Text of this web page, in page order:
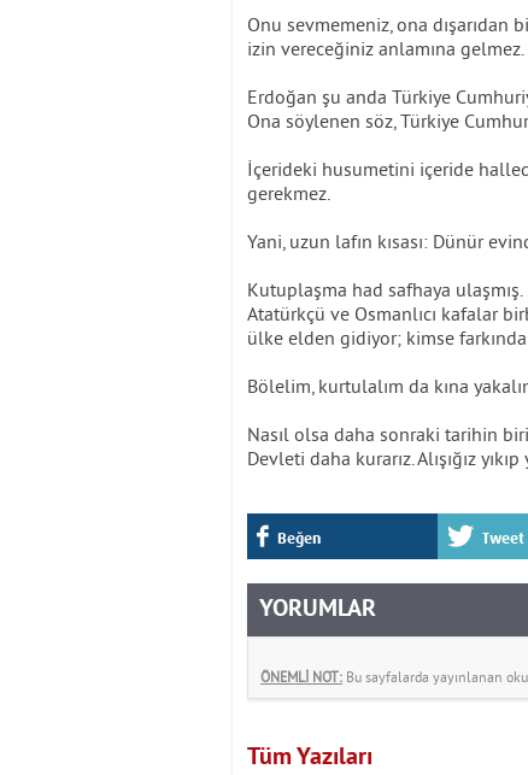
Onu sevmemeniz, ona dışarıdan
izin vereceğiniz anlamına gelmez.
Erdoğan şu anda Türkiye
Ona söylenen söz, Türkiye
İçerideki husumetini içeride
gerekmez.
Yani, uzun lafın kısası: Dünür
Kutuplaşma had safhaya
Atatürkçü ve Osmanlıcı kafalar
ülke elden gidiyor; kimse
Bölelim, kurtulalım da kına
Nasıl olsa daha sonraki tarihin
Devleti daha kurarız. Alışığız
Beğen Tweet
YORUMLAR
ÖNEMLİ NOT: Bu sayfalarda yayınlanan
Tüm Yazıları